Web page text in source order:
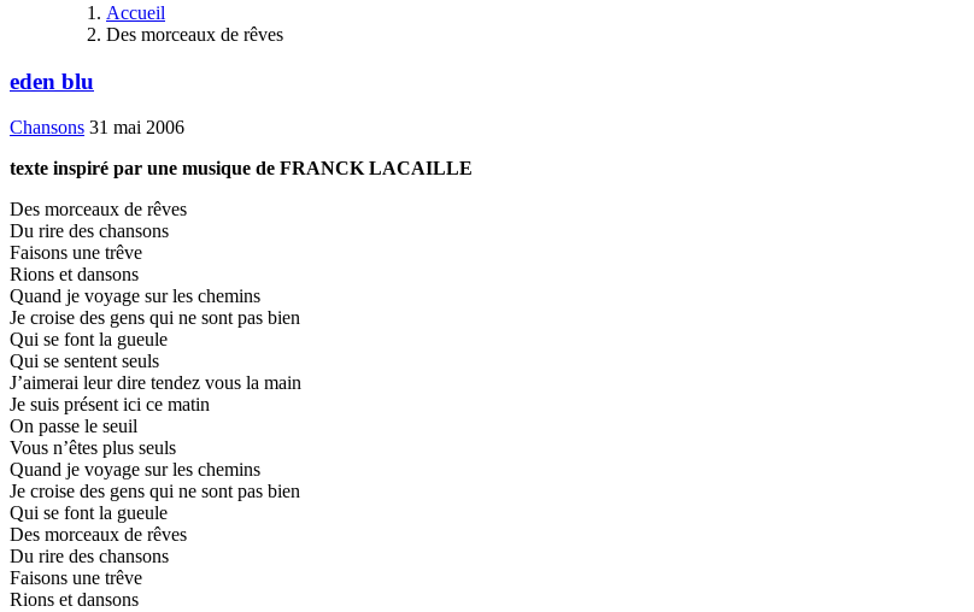
Accueil
Des morceaux de rêves
eden blu
Chansons 31 mai 2006
texte inspiré par une musique de FRANCK LACAILLE
Des morceaux de rêves
Du rire des chansons
Faisons une trêve
Rions et dansons
Quand je voyage sur les chemins
Je croise des gens qui ne sont pas bien
Qui se font la gueule
Qui se sentent seuls
J’aimerai leur dire tendez vous la main
Je suis présent ici ce matin
On passe le seuil
Vous n’êtes plus seuls
Quand je voyage sur les chemins
Je croise des gens qui ne sont pas bien
Qui se font la gueule
Des morceaux de rêves
Du rire des chansons
Faisons une trêve
Rions et dansons